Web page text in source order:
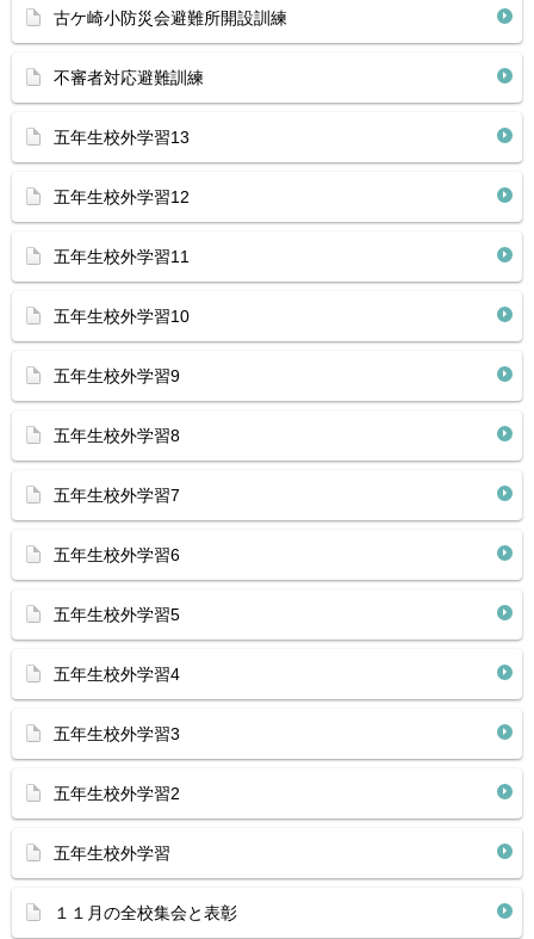
古ケ崎小防災会避難所開設訓練
不審者対応避難訓練
五年生校外学習13
五年生校外学習12
五年生校外学習11
五年生校外学習10
五年生校外学習9
五年生校外学習8
五年生校外学習7
五年生校外学習6
五年生校外学習5
五年生校外学習4
五年生校外学習3
五年生校外学習2
五年生校外学習
１１月の全校集会と表彰